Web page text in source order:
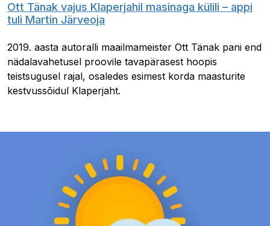
Ott Tänak vajus Klaperjahil masinaga külili – appi
tuli Martin Järveoja
2019. aasta autoralli maailmameister Ott Tänak pani end
nädalavahetusel proovile tavapärasest hoopis
teistsugusel rajal, osaledes esimest korda maasturite
kestvussõidul Klaperjaht.